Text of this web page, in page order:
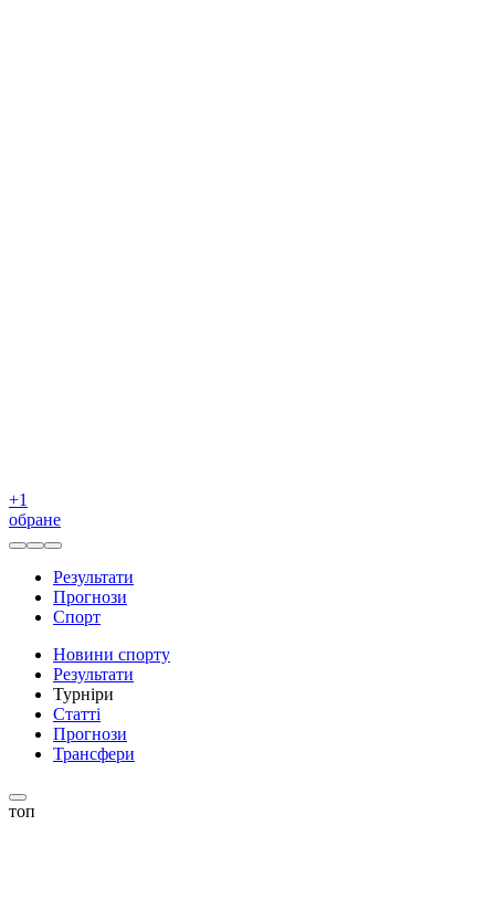
+1
обране
Результати
Прогнози
Спорт
Новини спорту
Результати
Турніри
Статті
Прогнози
Трансфери
топ